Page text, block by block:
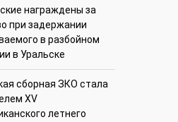
награждены за
при задержании
в разбойном
в Уральске
сборная ЗКО стала
XV
летнего